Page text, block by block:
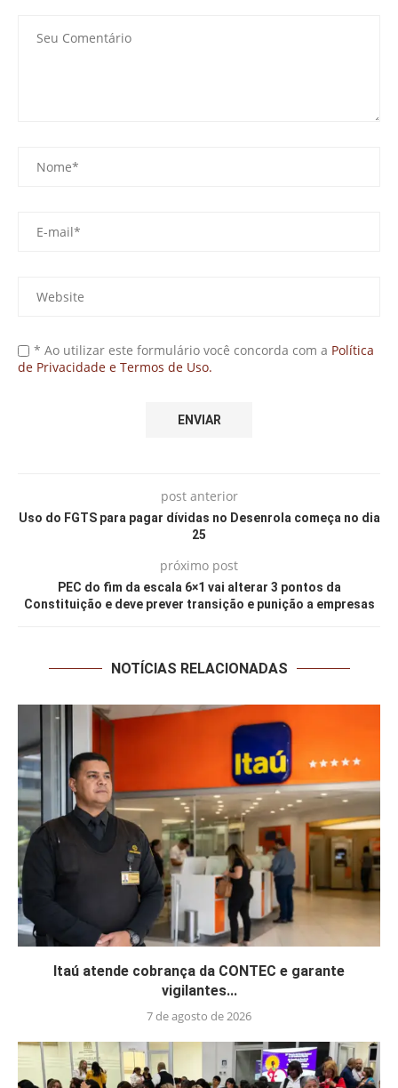
* Ao utilizar este formulário você concorda com a Política
de Privacidade e Termos de Uso.
post anterior
Uso do FGTS para pagar dívidas no Desenrola começa no dia
25
próximo post
PEC do fim da escala 6×1 vai alterar 3 pontos da
Constituição e deve prever transição e punição a empresas
NOTÍCIAS RELACIONADAS
Itaú atende cobrança da CONTEC e garante
vigilantes...
7 de agosto de 2026